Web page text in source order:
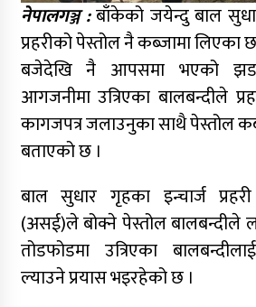
नेपालगञ्ज :बाँकेको जयेन्दु बाल
प्रहरीको पेस्तोल नै कब्जामा लिएका
बजेदेखि नै आपसमा भएको
आगजनीमा उत्रिएका बालबन्दीले
कागजपत्र जलाउनुका साथै पेस्तोल
बताएको छ ।
बाल सुधार गृहका इन्चार्ज
(असई)ले बोक्ने पेस्तोल बालबन्दीले
तोडफोडमा उत्रिएका
ल्याउने प्रयास भइरहेको छ ।